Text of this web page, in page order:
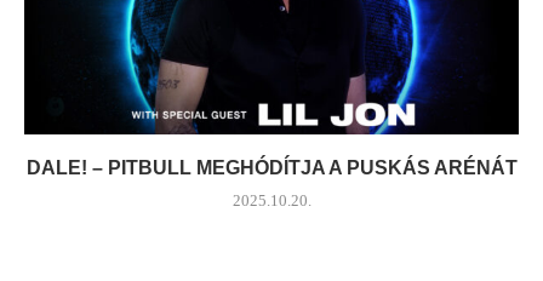
DALE! – PITBULL MEGHÓDÍTJA A PUSKÁS ARÉNÁT
2025.10.20.